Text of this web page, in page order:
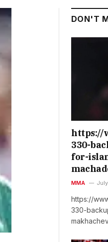
DON'T
https://
330-
for-
MMA
https://
330-